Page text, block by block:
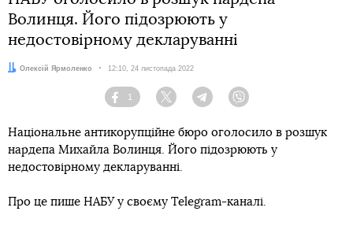
Волинця. Його підозрюють у
недостовірному декларуванні
Автор:
Олексій Ярмоленко Дата:
12:10, 24 листопада 2022
Facebook
1
Twitter TelegramViber
Національне антикорупційне бюро оголосило в розшук
нардепа Михайла Волинця. Його підозрюють у
недостовірному декларуванні.
Про це пише НАБУ у своєму Telegram-каналі.